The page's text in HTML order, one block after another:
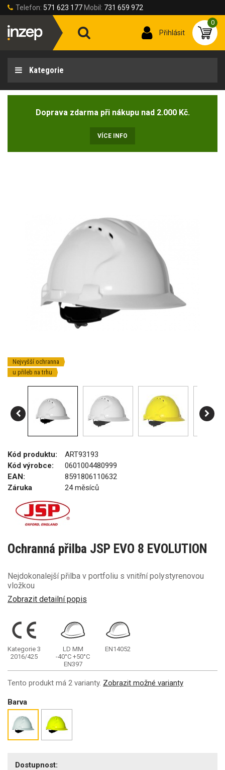
Telefon: 571 623 177 Mobil: 731 659 972
Přihlásit
0
Kategorie
Doprava zdarma při nákupu nad 2.000 Kč.
VÍCE INFO
Nejvyšší ochranna
u přileb na trhu
Kód produktu:
ART93193
Kód výrobce:
0601004480999
EAN:
8591806110632
Záruka
24 měsíců
Ochranná přilba JSP EVO 8 EVOLUTION
Nejdokonalejší přilba v portfoliu s vnitřní polystyrenovou
vložkou
Zobrazit detailní popis
Kategorie 3
2016/425
LD MM
-40°C +50°C
EN397
EN14052
Tento produkt má 2 varianty. Zobrazit možné varianty
Barva
Dostupnost: